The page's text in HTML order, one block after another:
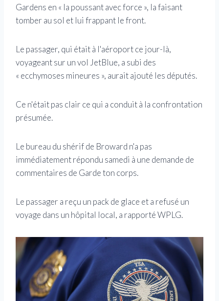
Gardens en « la poussant avec force », la faisant
tomber au sol et lui frappant le front.
Le passager, qui était à l'aéroport ce jour-là,
voyageant sur un vol JetBlue, a subi des
« ecchymoses mineures », aurait ajouté les députés.
Ce n'était pas clair ce qui a conduit à la confrontation
présumée.
Le bureau du shérif de Broward n'a pas
immédiatement répondu samedi à une demande de
commentaires de Garde ton corps.
Le passager a reçu un pack de glace et a refusé un
voyage dans un hôpital local, a rapporté WPLG.